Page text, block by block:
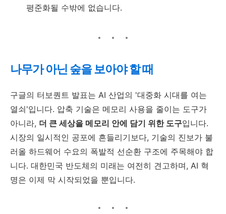
평준화될 수밖에 없습니다.
나무가 아닌 숲을 보아야 할 때
구글의 터보퀀트 발표는 AI 산업의 '대중화 시대를 여는
열쇠'입니다. 압축 기술은 메모리 사용을 줄이는 도구가
아니라, 더 큰 세상을 메모리 안에 담기 위한 도구입니다.
시장의 일시적인 공포에 흔들리기보다, 기술의 진보가 불
러올 하드웨어 수요의 폭발적 선순환 구조에 주목해야 합
니다. 대한민국 반도체의 미래는 여전히 견고하며, AI 혁
명은 이제 막 시작되었을 뿐입니다.